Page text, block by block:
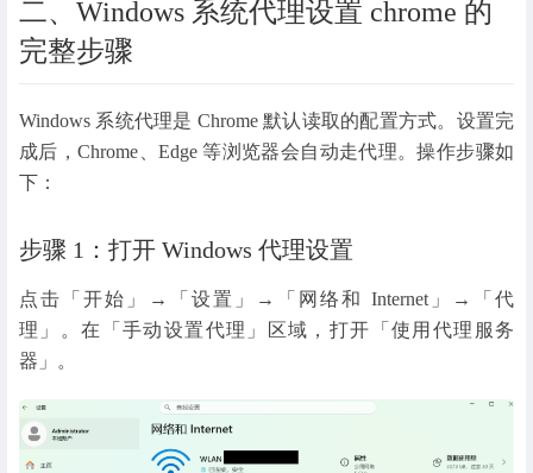
二、Windows 系统代理设置 chrome 的
完整步骤
Windows 系统代理是 Chrome 默认读取的配置方式。设置完
成后，Chrome、Edge 等浏览器会自动走代理。操作步骤如
下：
步骤 1：打开 Windows 代理设置
点击「开始」→「设置」→「网络和 Internet」→「代
理」。在「手动设置代理」区域，打开「使用代理服务
器」。